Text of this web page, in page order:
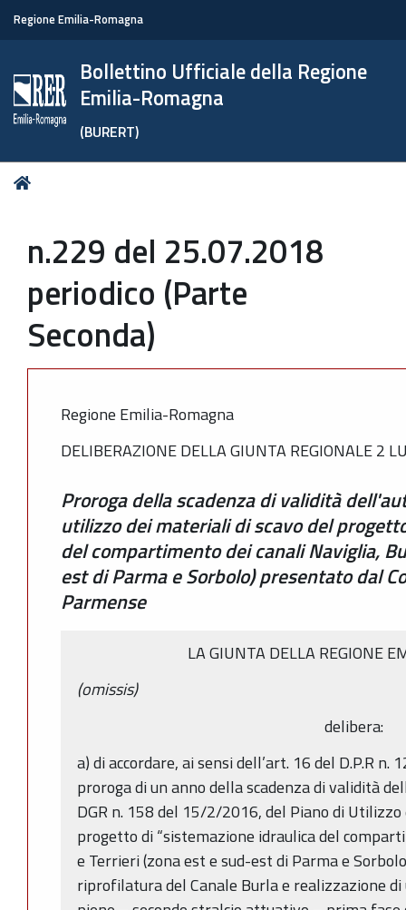
Regione Emilia-Romagna
Bollettino Ufficiale della Regione
Emilia-Romagna
(BURERT)
Tu
n.229 del 25.07.2018
periodico (Parte
Seconda)
Regione Emilia-Romagna
DELIBERAZIONE DELLA GIUNTA REGIONALE 2
Proroga della scadenza di validità
utilizzo dei materiali di scavo del
del compartimento dei canali Naviglia,
est di Parma e Sorbolo) presentato dal
Parmense
LA GIUNTA DELLA REGIONE
(omissis)
delibera:
a) di accordare, ai sensi dell’art. 16 del D.P.R n.
proroga di un anno della scadenza di validità
DGR n. 158 del 15/2/2016, del Piano di
progetto di “sistemazione idraulica del
e Terrieri (zona est e sud-est di Parma e
riprofilatura del Canale Burla e realizzazione di